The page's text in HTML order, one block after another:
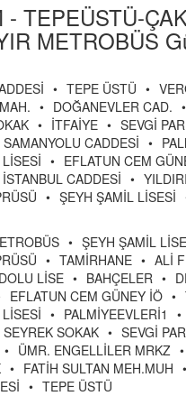
- TEPEÜSTÜ-
METROBÜS
• TEPE ÜSTÜ •
• DOĞANEVLER CAD. •
• İTFAİYE • SEVGİ
SAMANYOLU CADDESİ •
• EFLATUN CEM
İSTANBUL CADDESİ •
• ŞEYH ŞAMİL LİSESİ
• ŞEYH ŞAMİL
• TAMİRHANE • ALİ
LİSE • BAHÇELER •
EFLATUN CEM GÜNEY İÖ •
• PALMİYEEVLERİ1 •
SEYREK SOKAK • SEVGİ
• ÜMR. ENGELLİLER MRKZ •
• FATİH SULTAN MEH.MUH •
• TEPE ÜSTÜ